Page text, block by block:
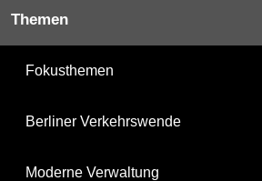
Themen
Fokusthemen
Berliner Verkehrswende
Moderne Verwaltung